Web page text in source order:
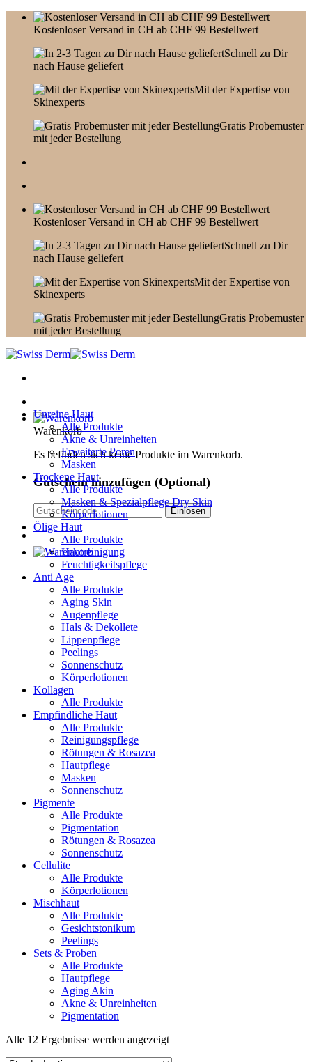
Skip
Kostenloser Versand in CH ab CHF 99 Bestellwert
Schnell zu Dir
nach Hause geliefert
Mit der Expertise von
Skinexperts
Gratis Probemuster
mit jeder Bestellung
Kostenloser Versand in CH ab CHF 99 Bestellwert
Schnell zu Dir
nach Hause geliefert
Mit der Expertise von
Skinexperts
Gratis Probemuster
mit jeder Bestellung
Warenkorb
Es befinden sich keine Produkte im Warenkorb.
Gutschein hinzufügen (Optional)
Unreine Haut
Alle Produkte
Akne & Unreinheiten
Erweiterte Poren
Masken
Trockene Haut
Alle Produkte
Masken & Spezialpflege Dry Skin
Körperlotionen
Ölige Haut
Alle Produkte
Hautreinigung
Feuchtigkeitspflege
Anti Age
Alle Produkte
Aging Skin
Augenpflege
Hals & Dekollete
Lippenpflege
Peelings
Sonnenschutz
Körperlotionen
Kollagen
Alle Produkte
Empfindliche Haut
Alle Produkte
Reinigungspflege
Rötungen & Rosazea
Hautpflege
Masken
Sonnenschutz
Pigmente
Alle Produkte
Pigmentation
Rötungen & Rosazea
Sonnenschutz
Cellulite
Alle Produkte
Körperlotionen
Mischhaut
Alle Produkte
Gesichtstonikum
Peelings
Sets & Proben
Alle Produkte
Hautpflege
Aging Akin
Akne & Unreinheiten
Pigmentation
Alle 12 Ergebnisse werden angezeigt